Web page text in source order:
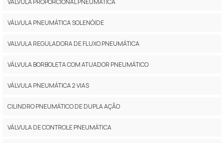
VÁLVULA PROPORCIONAL PNEUMÁTICA
VÁLVULA PNEUMÁTICA SOLENÓIDE
VALVULA REGULADORA DE FLUXO PNEUMÁTICA
VÁLVULA BORBOLETA COM ATUADOR PNEUMÁTICO
VÁLVULA PNEUMÁTICA 2 VIAS
CILINDRO PNEUMÁTICO DE DUPLA AÇÃO
VÁLVULA DE CONTROLE PNEUMÁTICA